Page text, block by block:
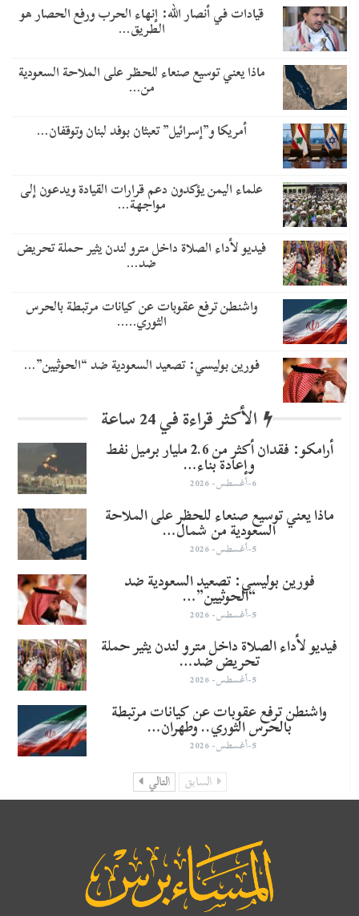
قيادات في أنصار الله: إنهاء الحرب ورفع الحصار هو
الطريق…
ماذا يعني توسيع صنعاء للحظر على الملاحة السعودية
من…
أمريكا و”إسرائيل” تعبثان بوفد لبنان وتوقفان…
علماء اليمن يؤكدون دعم قرارات القيادة ويدعون إلى
مواجهة…
فيديو لأداء الصلاة داخل مترو لندن يثير حملة تحريض
ضد…
واشنطن ترفع عقوبات عن كيانات مرتبطة بالحرس
الثوري..…
​فورين بوليسي: تصعيد السعودية ضد “الحوثيين”…
الأكثر قراءة في 24 ساعة
أرامكو: فقدان أكثر من 2.6 مليار برميل نفط
وإعادة بناء…
6-أغسطس- 2026
ماذا يعني توسيع صنعاء للحظر على الملاحة
السعودية من شمال…
5-أغسطس- 2026
​فورين بوليسي: تصعيد السعودية ضد
“الحوثيين”…
5-أغسطس- 2026
فيديو لأداء الصلاة داخل مترو لندن يثير حملة
تحريض ضد…
5-أغسطس- 2026
واشنطن ترفع عقوبات عن كيانات مرتبطة
بالحرس الثوري.. وطهران…
5-أغسطس- 2026
السابق التالي